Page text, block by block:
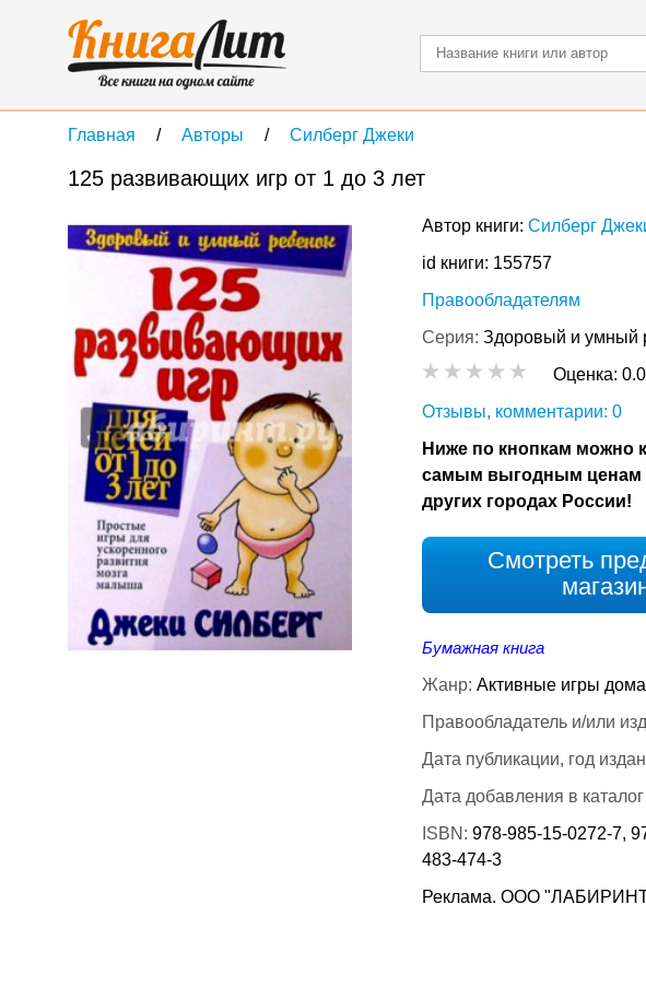
Главная Авторы Силберг Джеки
125 развивающих игр от 1 до 3 лет
Автор книги: Силберг
id книги: 155757
Правообладателям
Серия: Здоровый и умный
Оценка: 0.0
Отзывы, комментарии: 0
Ниже по кнопкам можно
самым выгодным ценам
других городах России!
Смотреть
Бумажная книга
Жанр: Активные игры
Правообладатель и/или
Дата публикации, год
Дата добавления в
ISBN: 978-985-15-0272-7,
483-474-3
Реклама. ООО